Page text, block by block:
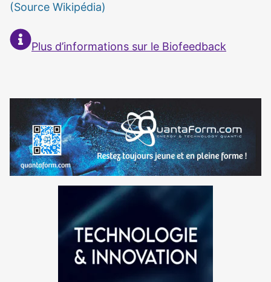
(Source Wikipédia)
Plus d’informations sur le Biofeedback